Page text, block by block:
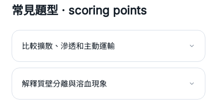
常見題型 · scoring points
比較擴散、滲透和主動運輸
解釋質壁分離與溶血現象